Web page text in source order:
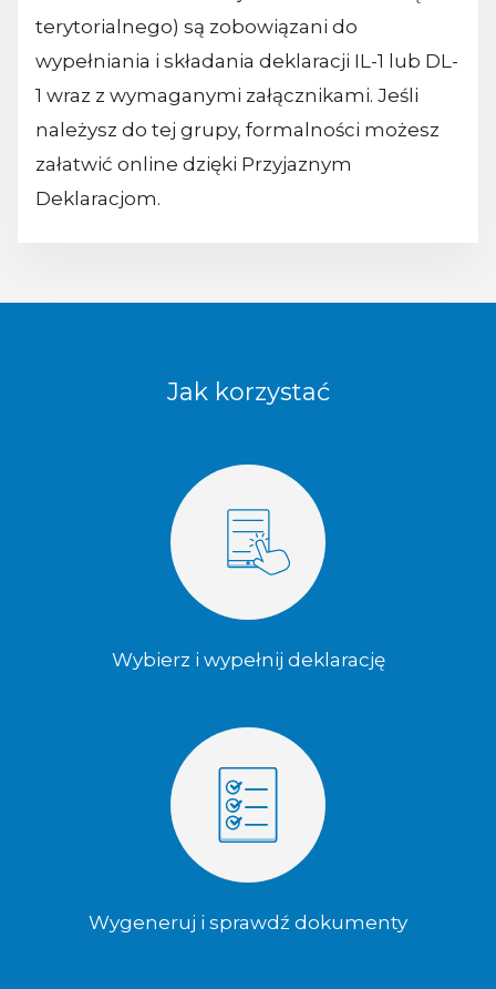
terytorialnego) są zobowiązani do
wypełniania i składania deklaracji IL-1 lub DL-
1 wraz z wymaganymi załącznikami. Jeśli
należysz do tej grupy, formalności możesz
załatwić online dzięki Przyjaznym
Deklaracjom.
Jak korzystać
Wybierz i wypełnij deklarację
Wygeneruj i sprawdź dokumenty